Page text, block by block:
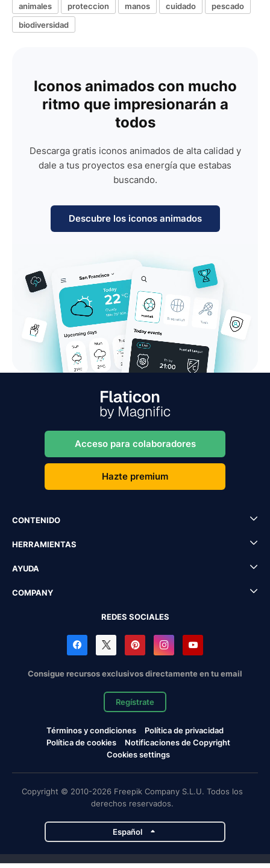
animales proteccion manos cuidado
pescado
biodiversidad
Iconos animados con mucho
ritmo que impresionarán a
todos
Descarga gratis iconos animados de alta calidad y
dale a tus proyectos esa energía que estabas
buscando.
Descubre los iconos animados
Acceso para colaboradores
Hazte premium
CONTENIDO
HERRAMIENTAS
AYUDA
COMPANY
REDES SOCIALES
Consigue recursos exclusivos directamente en tu email
Regístrate
Términos y condiciones
Política de privacidad
Política de cookies
Notificaciones de Copyright
Cookies settings
Copyright © 2010-2026 Freepik Company S.L.U. Todos los
derechos reservados.
Español